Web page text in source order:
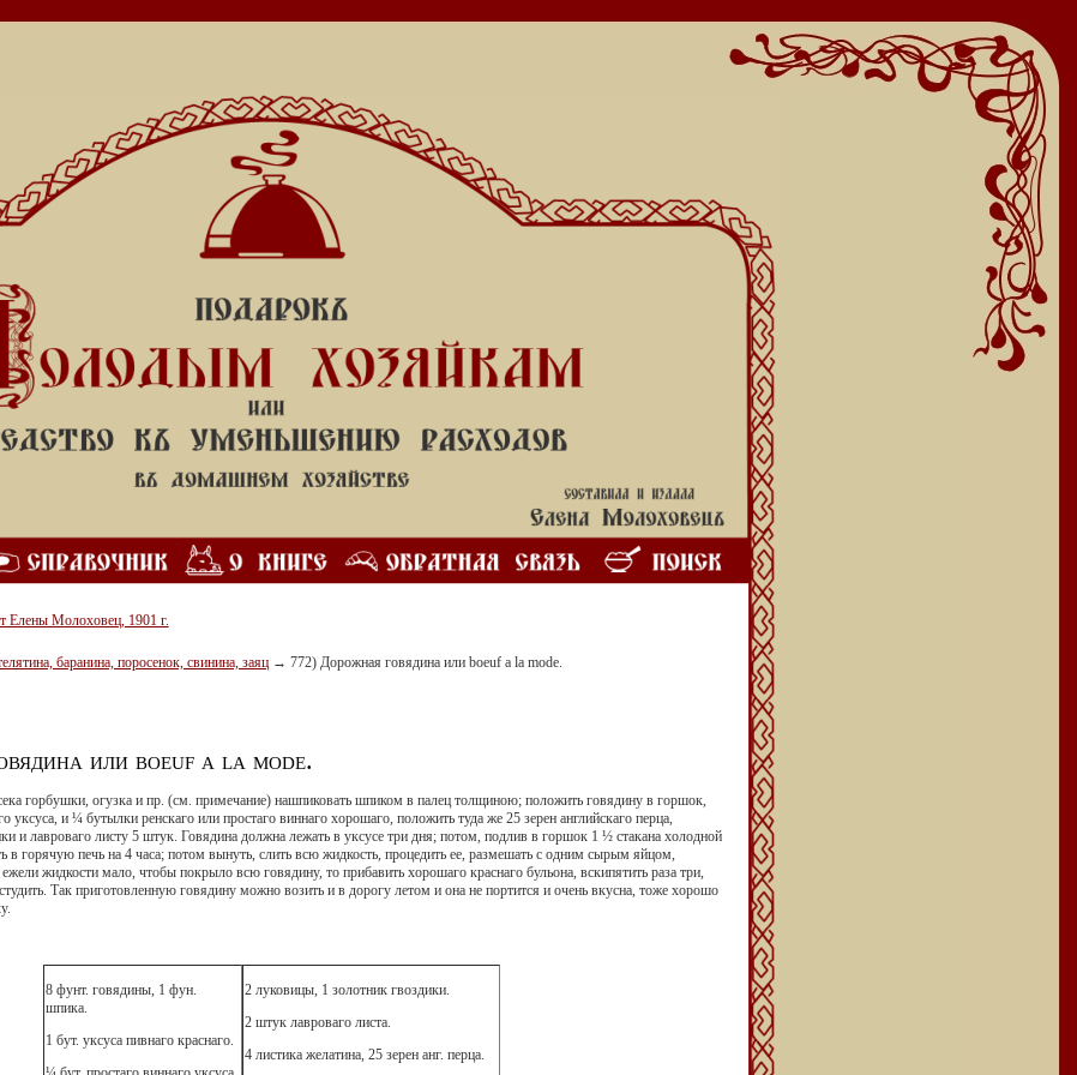
Елены Молоховец, 1901 г.
баранина, поросенок, свинина, заяц → 772) Дорожная говядина или boeuf a la mode.
или boeuf a la mode.
горбушки, огузка и пр. (см. примечание) нашпиковать шпиком в палец толщиною; положить говядину в горшок,
уксуса, и ¼ бутылки ренскаго или простаго виннаго хорошаго, положить туда же 25 зерен английскаго перца,
и лавроваго листу 5 штук. Говядина должна лежать в уксусе три дня; потом, подлив в горшок 1 ½ стакана холодной
в горячую печь на 4 часа; потом вынуть, слить всю жидкость, процедить ее, размешать с одним сырым яйцом,
жидкости мало, чтобы покрыло всю говядину, то прибавить хорошаго краснаго бульона, вскипятить раза три,
Так приготовленную говядину можно возить и в дорогу летом и она не портится и очень вкусна, тоже хорошо
8 фунт. говядины, 1 фун.
шпика.
1 бут. уксуса пивнаго краснаго.
2 луковицы, 1 золотник гвоздики.
2 штук лавроваго листа.
4 листика желатина, 25 зерен анг. перца.